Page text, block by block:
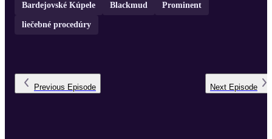
Bardejovské Kúpele Blackmud Prominent
liečebné procedúry
Previous Episode Next Episode